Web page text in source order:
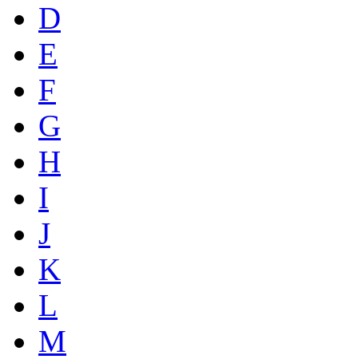
D
E
F
G
H
I
J
K
L
M